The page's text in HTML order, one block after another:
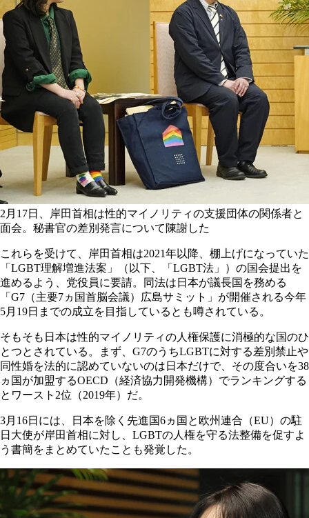
2月17日、岸田首相は性的マイノリティの支援団体の関係者と
面会。秘書官の差別発言について陳謝した
これらを受けて、岸田首相は2021年以降、棚上げになっていた
「LGBT理解増進法案」（以下、「LGBT法」）の国会提出を
進めるよう、党役員に要請。同法は日本が議長国を務める
「G7（主要7ヵ国首脳会議）広島サミット」が開催される今年
5月19日までの成立を目指しているとも噂されている。
そもそも日本は性的マイノリティの人権保護に消極的な国のひ
とつとされている。まず、G7のうちLGBTに対する差別禁止や
同性婚を法的に認めていないのは日本だけで、その度合いを38
ヵ国が加盟するOECD（経済協力開発機構）でランキングする
とワースト2位（2019年）だ。
3月16日には、日本を除く先進国6ヵ国と欧州連合（EU）の駐
日大使が岸田首相に対し、LGBTの人権を守る法整備を促すよ
う書簡をまとめていたことも発覚した。